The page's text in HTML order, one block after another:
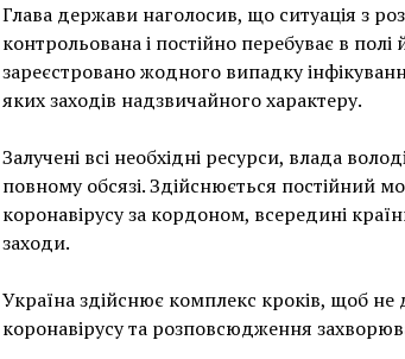
Глава держави наголосив, що ситуація з
контрольована і постійно перебуває в полі
зареєстровано жодного випадку
яких заходів надзвичайного характеру.
Залучені всі необхідні ресурси, влада
повному обсязі. Здійснюється постійний
коронавірусу за кордоном, всередині
заходи.
Україна здійснює комплекс кроків, щоб
коронавірусу та розповсюдження